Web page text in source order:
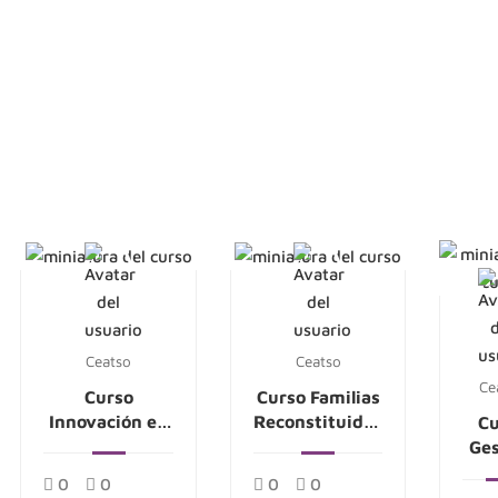
Ceatso
Curso
Innovación en
0 0
Ceatso
Curso Familias
Reconstituidas
0 0